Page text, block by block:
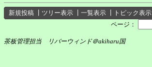
新規投稿 ツリー表示 一覧表示 トピック表示
ページ：
茶板管理担当 リバーウィンド＠akiharu国